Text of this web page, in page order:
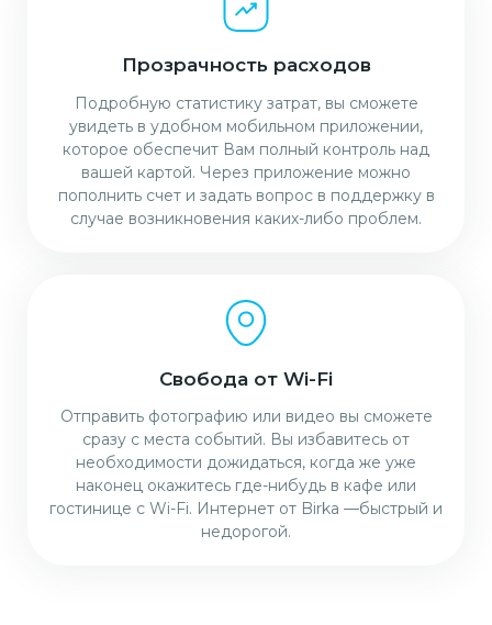
Прозрачность расходов
Подробную статистику затрат, вы сможете
увидеть в удобном мобильном приложении,
которое обеспечит Вам полный контроль над
вашей картой. Через приложение можно
пополнить счет и задать вопрос в поддержку в
случае возникновения каких-либо проблем.
Свобода от Wi-Fi
Отправить фотографию или видео вы сможете
сразу с места событий. Вы избавитесь от
необходимости дожидаться, когда же уже
наконец окажитесь где-нибудь в кафе или
гостинице с Wi-Fi. Интернет от Birka —быстрый и
недорогой.